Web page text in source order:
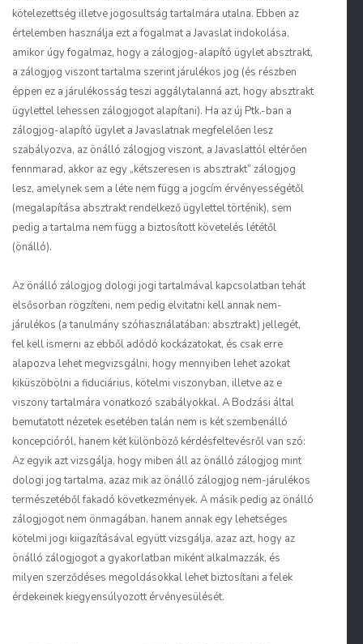
kötelezettség illetve jogosultságtartalmára utalna. Ebben az
értelemben használja ezt a fogalmat a Javaslat indokolása,
amikor úgy fogalmaz, hogy a zálogjog-alapító ügylet absztrakt,
a zálogjog viszont tartalma szerint járulékos jog (és részben
éppen ez a járulékosság teszi aggálytalanná azt, hogy absztrakt
ügylettel lehessen zálogjogot alapítani). Ha az új Ptk.-ban a
zálogjog-alapító ügylet a Javaslatnak megfelelően lesz
szabályozva, az önálló zálogjog viszont, a Javaslattól eltérően
fennmarad, akkor az egy „kétszeresen is absztrakt” zálogjog
lesz, amelynek sem a léte nem függ a jogcím érvényességétől
(megalapítása absztrakt rendelkező ügylettel történik), sem
pedig a tartalma nem függ a biztosított követelés lététől
(önálló).
Az önálló zálogjog dologi jogi tartalmával kapcsolatban tehát
elsősorban rögzíteni, nem pedig elvitatni kell annak nem-
járulékos (a tanulmány szóhasználatában: absztrakt) jellegét,
fel kell ismerni az ebből adódó kockázatokat, és csak erre
alapozva lehet megvizsgálni, hogy mennyiben lehet azokat
kiküszöbölni a fiduciárius, kötelmi viszonyban, illetve az e
viszony tartalmára vonatkozó szabályokkal. A Bodzási által
bemutatott nézetek esetében talán nem is két szembenálló
koncepcióról, hanem két különböző kérdésfeltevésről van szó:
Az egyik azt vizsgálja, hogy miben áll az önálló zálogjog mint
dologi jogtartalma, azaz mik az önálló zálogjog nem-járulékos
természetéből fakadó következmények. A másik pedig az önálló
zálogjogot nem önmagában, hanem annak egy lehetséges
kötelmi jogi kiigazításával együttvizsgálja, azaz azt, hogy az
önálló zálogjogot a gyakorlatban miként alkalmazzák, és
milyen szerződéses megoldásokkal lehet biztosítani a felek
érdekeinek kiegyensúlyozott érvényesülését.